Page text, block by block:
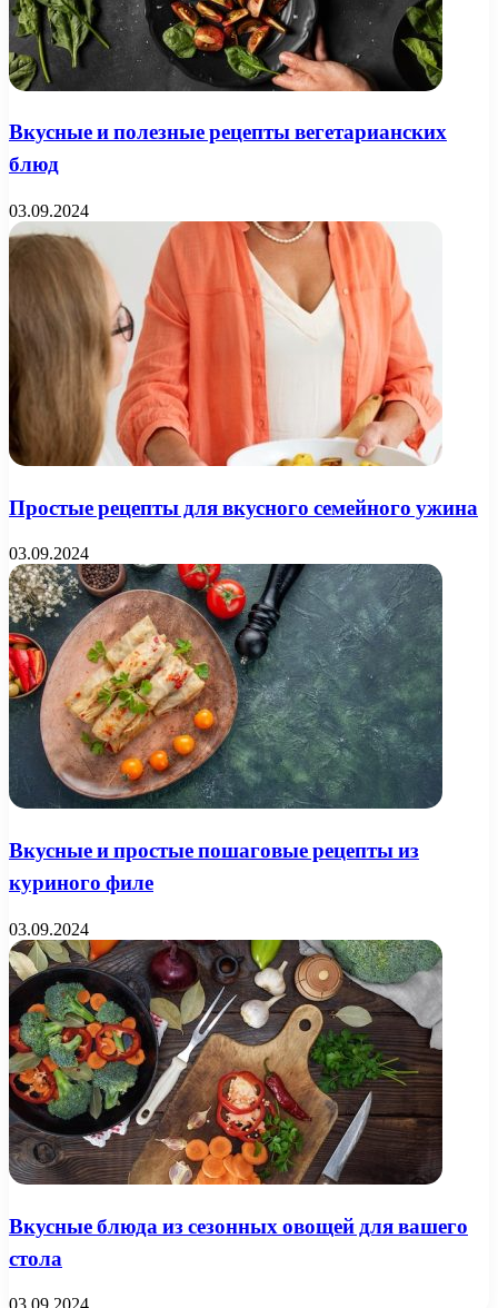
Вкусные и полезные рецепты вегетарианских
блюд
03.09.2024
Простые рецепты для вкусного семейного ужина
03.09.2024
Вкусные и простые пошаговые рецепты из
куриного филе
03.09.2024
Вкусные блюда из сезонных овощей для вашего
стола